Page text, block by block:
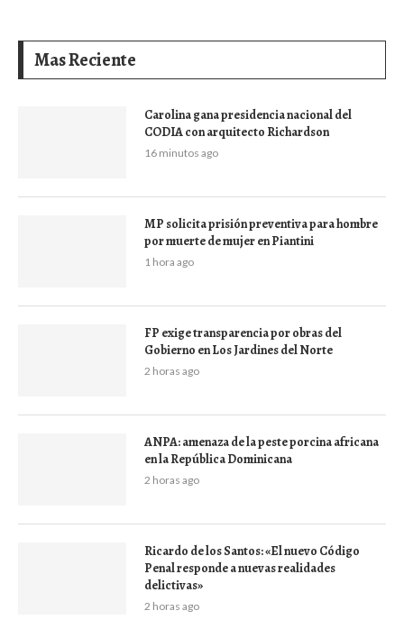
Mas Reciente
Carolina gana presidencia nacional del
CODIA con arquitecto Richardson
16 minutos ago
MP solicita prisión preventiva para hombre
por muerte de mujer en Piantini
1 hora ago
FP exige transparencia por obras del
Gobierno en Los Jardines del Norte
2 horas ago
ANPA: amenaza de la peste porcina africana
en la República Dominicana
2 horas ago
Ricardo de los Santos: «El nuevo Código
Penal responde a nuevas realidades
delictivas»
2 horas ago